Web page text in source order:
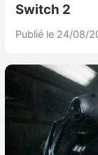
Switch 2
Publié le 24/08/